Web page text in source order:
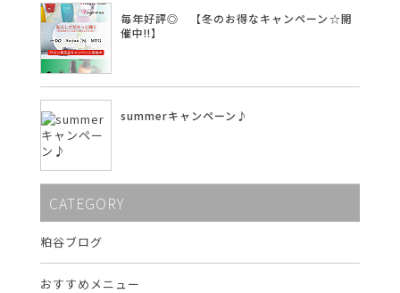
毎年好評◎ 【冬のお得なキャンペーン☆開
催中!!】
summerキャンペーン♪
CATEGORY
粕谷ブログ
おすすめメニュー